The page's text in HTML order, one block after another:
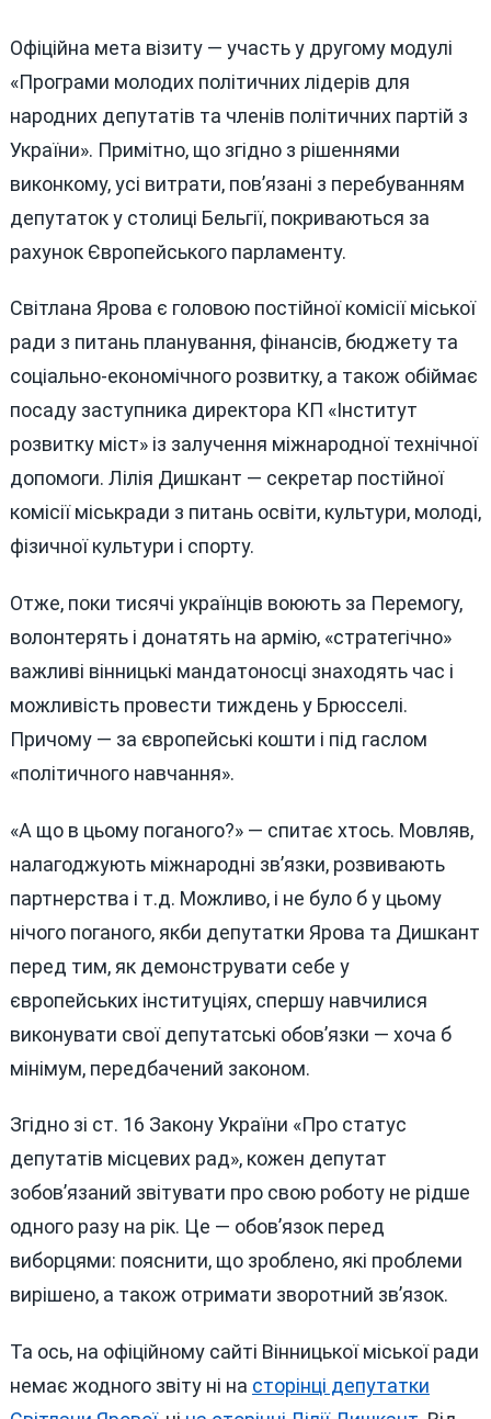
Офіційна мета візиту — участь у другому модулі
«Програми молодих політичних лідерів для
народних депутатів та членів політичних партій з
України». Примітно, що згідно з рішеннями
виконкому, усі витрати, пов’язані з перебуванням
депутаток у столиці Бельгії, покриваються за
рахунок Європейського парламенту.
Світлана Ярова є головою постійної комісії міської
ради з питань планування, фінансів, бюджету та
соціально-економічного розвитку, а також обіймає
посаду заступника директора КП «Інститут
розвитку міст» із залучення міжнародної технічної
допомоги. Лілія Дишкант — секретар постійної
комісії міськради з питань освіти, культури, молоді,
фізичної культури і спорту.
Отже, поки тисячі українців воюють за Перемогу,
волонтерять і донатять на армію, «стратегічно»
важливі вінницькі мандатоносці знаходять час і
можливість провести тиждень у Брюсселі.
Причому — за європейські кошти і під гаслом
«політичного навчання».
«А що в цьому поганого?» — спитає хтось. Мовляв,
налагоджують міжнародні зв’язки, розвивають
партнерства і т.д. Можливо, і не було б у цьому
нічого поганого, якби депутатки Ярова та Дишкант
перед тим, як демонструвати себе у
європейських інституціях, спершу навчилися
виконувати свої депутатські обов’язки — хоча б
мінімум, передбачений законом.
Згідно зі ст. 16 Закону України «Про статус
депутатів місцевих рад», кожен депутат
зобов’язаний звітувати про свою роботу не рідше
одного разу на рік. Це — обов’язок перед
виборцями: пояснити, що зроблено, які проблеми
вирішено, а також отримати зворотний зв’язок.
Та ось, на офіційному сайті Вінницької міської ради
немає жодного звіту ні на сторінці депутатки